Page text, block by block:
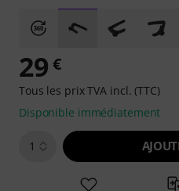
29 €
Tous les prix TVA incl. (TTC)
Disponible immédiatement
1